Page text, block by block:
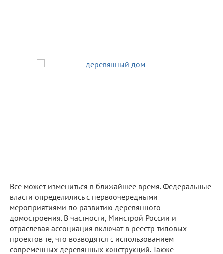
Все может измениться в ближайшее время. Федеральные
власти определились с первоочередными
мероприятиями по развитию деревянного
домостроения. В частности, Минстрой России и
отраслевая ассоциация включат в реестр типовых
проектов те, что возводятся с использованием
современных деревянных конструкций. Также